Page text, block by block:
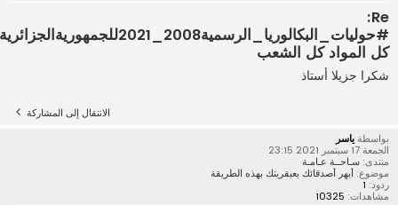
Re:
#حوليات_البكالوريا_الرسمية2008_2021للجمهوريةالجزائرية
كل المواد كل الشعب
شكرا جزيلا أستاذ
الانتقال إلى المشاركة
بواسطةياسر
الجمعة 17 سبتمبر 2021 23:15
منتدى: سـاحــة عـامـة
موضوع: أبهر أصدقائك بعبقريتك بهذه الطريقة
ردود:
مشاهدات: 10325